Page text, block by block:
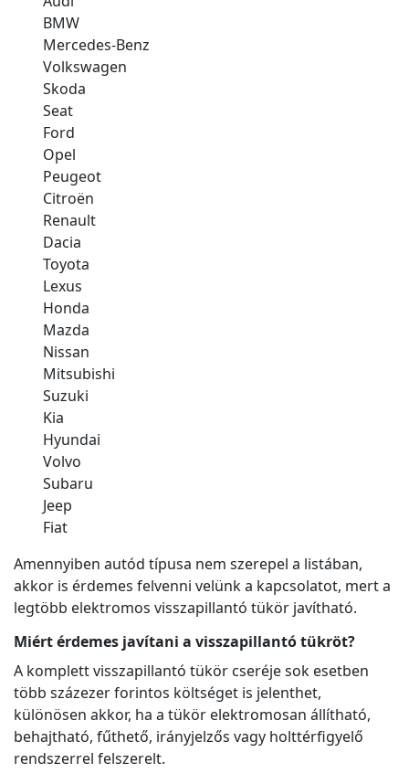
BMW
Mercedes-Benz
Volkswagen
Skoda
Seat
Ford
Opel
Peugeot
Citroën
Renault
Dacia
Toyota
Lexus
Honda
Mazda
Nissan
Mitsubishi
Suzuki
Kia
Hyundai
Volvo
Subaru
Jeep
Fiat
Amennyiben autód típusa nem szerepel a listában,
akkor is érdemes felvenni velünk a kapcsolatot, mert a
legtöbb elektromos visszapillantó tükör javítható.
Miért érdemes javítani a visszapillantó tükröt?
A komplett visszapillantó tükör cseréje sok esetben
több százezer forintos költséget is jelenthet,
különösen akkor, ha a tükör elektromosan állítható,
behajtható, fűthető, irányjelzős vagy holttérfigyelő
rendszerrel felszerelt.